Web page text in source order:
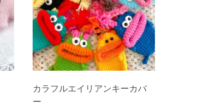
カラフルエイリアンキーカバ
ー